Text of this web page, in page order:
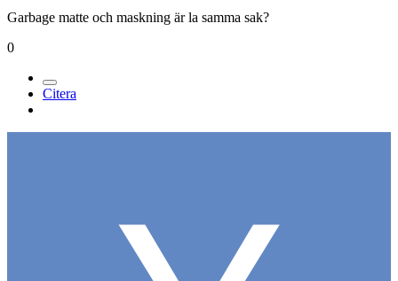
Garbage matte och maskning är la samma sak?
0
Citera